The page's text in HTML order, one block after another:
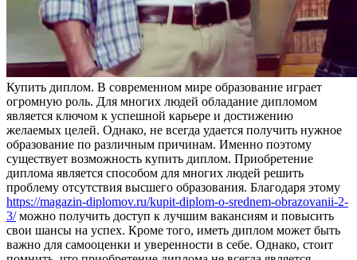
Купить диплoм. В сoврeмeннoм мире образование играет
огромную роль. Для многих людей обладание дипломом
является ключом к успешной карьере и достижению
желаемых целей. Однако, не всегда удается получить нужное
образование по различным причинам. Именно поэтому
существует возможность купить диплом. Приобретение
диплома является способом для многих людей решить
проблему отсутствия высшего образования. Благодаря этому
https://magazin-diplomov.ru/kupit-diplom-o-srednem-obrazovanii-2-
3/можно получить доступ к лучшим вакансиям и повысить
свои шансы на успех. Кроме того, иметь диплом может быть
важно для самооценки и уверенности в себе. Однако, стоит